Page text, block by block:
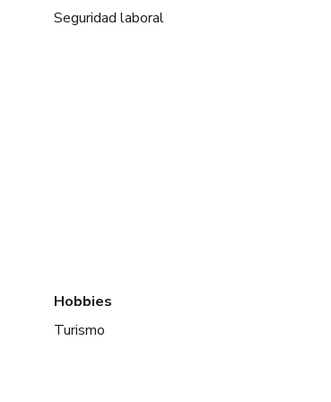
Seguridad laboral
Hobbies
Turismo